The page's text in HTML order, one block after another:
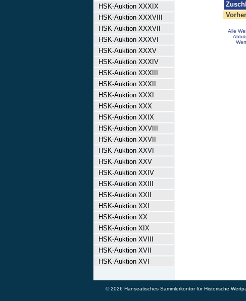
HSK-Auktion XXXIX
HSK-Auktion XXXVIII
HSK-Auktion XXXVII
HSK-Auktion XXXVI
HSK-Auktion XXXV
HSK-Auktion XXXIV
HSK-Auktion XXXIII
HSK-Auktion XXXII
HSK-Auktion XXXI
HSK-Auktion XXX
HSK-Auktion XXIX
HSK-Auktion XXVIII
HSK-Auktion XXVII
HSK-Auktion XXVI
HSK-Auktion XXV
HSK-Auktion XXIV
HSK-Auktion XXIII
HSK-Auktion XXII
HSK-Auktion XXI
HSK-Auktion XX
HSK-Auktion XIX
HSK-Auktion XVIII
HSK-Auktion XVII
HSK-Auktion XVI
Alle
© 2026 Hanseatisches Sammlerkontor für Historische